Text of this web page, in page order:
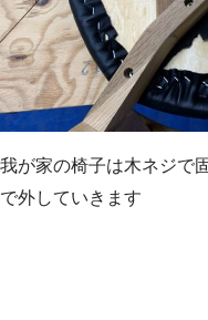
我が家の椅子は木ネジで
で外していきます